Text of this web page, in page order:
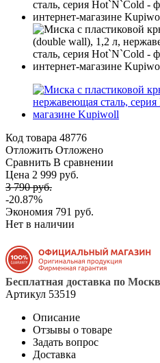
Код товара 48776
Отложить Отложено
Сравнить В сравнении
Цена 2 999 руб.
3 790 руб.
-20.87%
Экономия 791 руб.
Нет в наличии
Бесплатная доставка по
Артикул 53519
Описание
Отзывы о товаре
Задать вопрос
Доставка